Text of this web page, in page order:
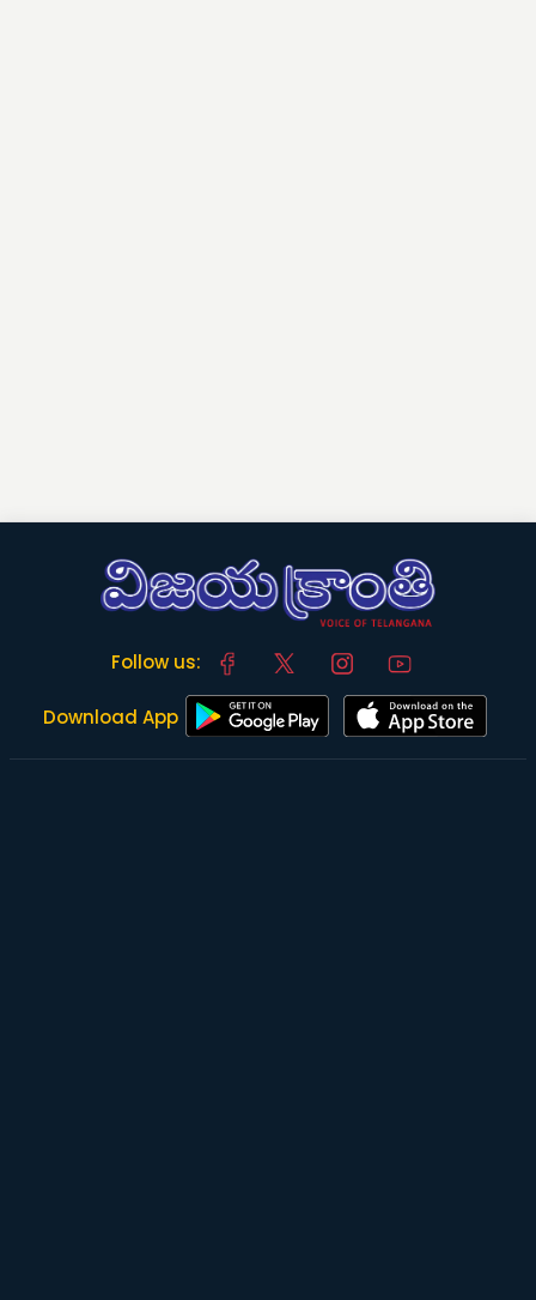
Follow us:
Download App